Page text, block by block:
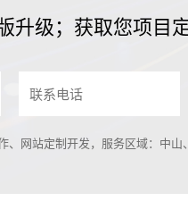
升级；获取您项目
、网站定制开发，服务区域：中